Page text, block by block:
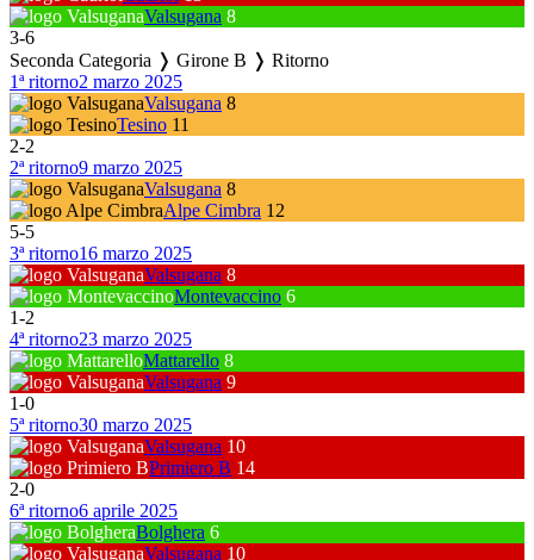
Valsugana 8
3-6
Seconda Categoria ❭ Girone B ❭ Ritorno
1ª ritorno2 marzo 2025
Valsugana 8
Tesino 11
2-2
2ª ritorno9 marzo 2025
Valsugana 8
Alpe Cimbra 12
5-5
3ª ritorno16 marzo 2025
Valsugana 8
Montevaccino 6
1-2
4ª ritorno23 marzo 2025
Mattarello 8
Valsugana 9
1-0
5ª ritorno30 marzo 2025
Valsugana 10
Primiero B 14
2-0
6ª ritorno6 aprile 2025
Bolghera 6
Valsugana 10